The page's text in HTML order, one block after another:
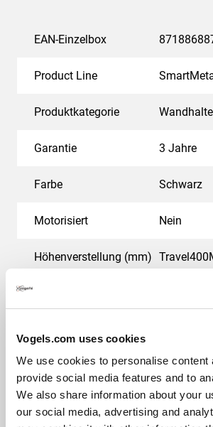
Vogels.com uses cookies
We use cookies to personalise content
provide social media features and to
We also share information about your
our social media, advertising and
EAN-Einzelbox
Product Line
Produktkategorie
Garantie 3 Jahre
Farbe Schwarz
Motorisiert Nein
Höhenverstellung (mm)
Min. Gewichtslast (kg) 61
Anti-Collision Nein